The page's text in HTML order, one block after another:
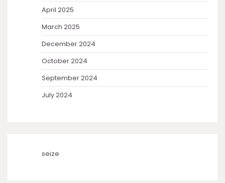
April 2025
March 2025
December 2024
October 2024
September 2024
July 2024
seize